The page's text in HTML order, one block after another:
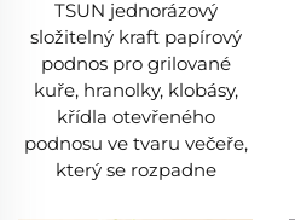
TSUN jednorázový
složitelný kraft papírový
podnos pro grilované
kuře, hranolky, klobásy,
křídla otevřeného
podnosu ve tvaru večeře,
který se rozpadne